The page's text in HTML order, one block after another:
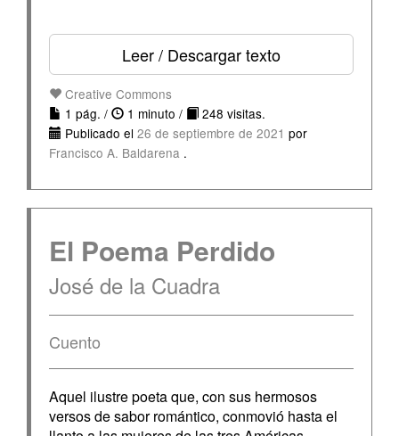
Leer / Descargar texto
Creative Commons
1 pág. /
1 minuto /
248 visitas.
Publicado el 26 de septiembre de 2021 por
Francisco A. Baldarena .
El Poema Perdido
José de la Cuadra
Cuento
Aquel ilustre poeta que, con sus hermosos
versos de sabor romántico, conmovió hasta el